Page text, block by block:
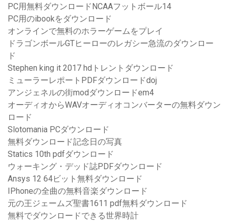
PC用無料ダウンロードNCAAフットボール14
PC用のibookをダウンロード
オンラインで無料のホラーゲームをプレイ
ドラゴンボールGTヒーローのレガシー急流のダウンロー
ド
Stephen king it 2017 hdトレントダウンロード
ミューラーレポートPDFダウンロードdoj
アンジェネルの街modダウンロードem4
オーディオからWAVオーディオコンバーターの無料ダウン
ロード
Slotomania PCダウンロード
無料ダウンロード記念日の写真
Statics 10th pdfダウンロード
ウォーキング・デッド誌PDFダウンロード
Ansys 12 64ビット無料ダウンロード
IPhoneの全曲の無料音楽ダウンロード
元の王ジェームズ聖書1611 pdf無料ダウンロード
無料でダウンロードできる世界時計